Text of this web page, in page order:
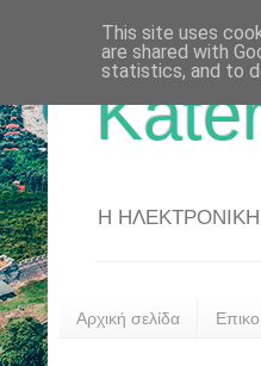
Η
Αρχική σελίδα
This site uses
are shared with
statistics, and to